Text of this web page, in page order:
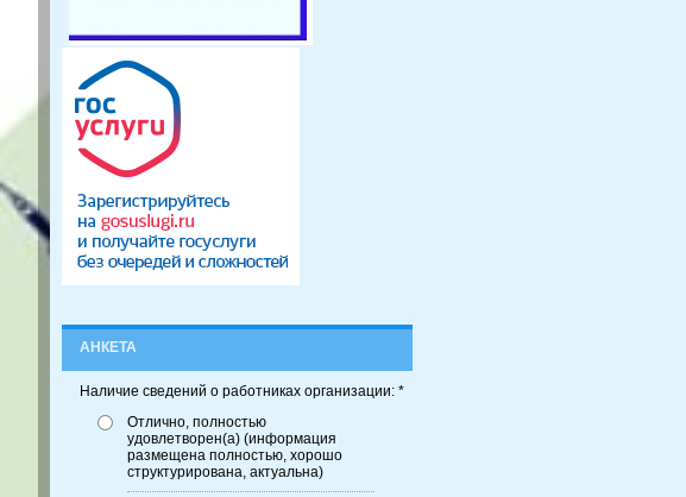
АНКЕТА
Наличие сведений о работниках организации: *
Отлично, полностью
удовлетворен(а) (информация
размещена полностью, хорошо
структурирована, актуальна)